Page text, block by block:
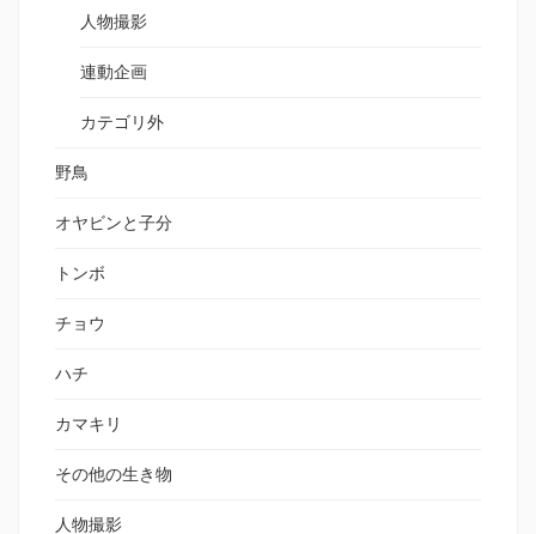
人物撮影
連動企画
カテゴリ外
野鳥
オヤビンと子分
トンボ
チョウ
ハチ
カマキリ
その他の生き物
人物撮影